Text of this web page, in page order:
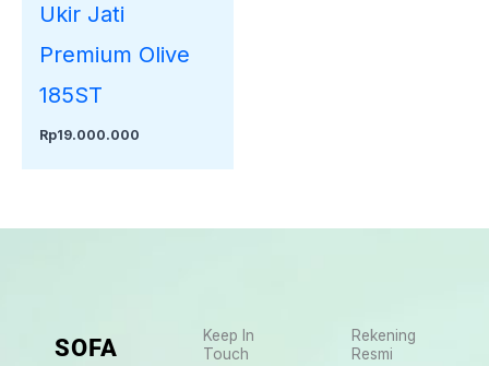
Ukir Jati
Premium Olive
185ST
Rp19.000.000
SOFA
Keep In
Touch
Rekening
Resmi